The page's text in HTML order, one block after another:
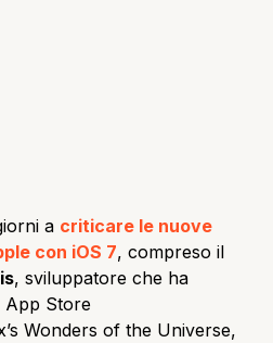
a criticare le nuove
con iOS 7, compreso il
, sviluppatore che ha
App Store
Wonders of the Universe,